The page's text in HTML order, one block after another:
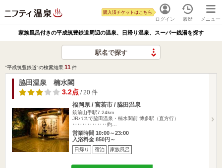
ログイン
購入済チケットはこちら
履歴 メニュー
家族風呂付きの平成筑豊鉄道周辺の温泉、日帰り温泉、スーパー銭湯を探す
駅名で探す
"平成筑豊鉄道"の検索結果11 件
脇田温泉 楠水閣
3.2点 / 20 件
福岡県 / 宮若市 / 脇田温泉
筑前山手駅7.24km
JRバスで脇田温泉・楠水閣前 博多駅（直方行）
‥‥‥‥‥‥‥約…
営業時間 10:00～23:00
入浴料金 850円～
日帰り 宿泊 家族風呂